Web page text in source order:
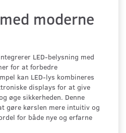
moderne
LED-belysning med
for at forbedre
kan LED-lys kombineres
displays for at give
øge sikkerheden. Denne
gøre kørslen mere intuitiv og
for både nye og erfarne